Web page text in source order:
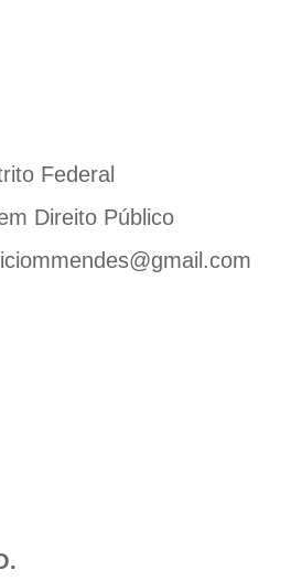
Federal
Direito Público